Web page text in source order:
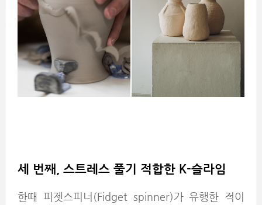
세 번째, 스트레스 풀기 적합한 K-슬라임
한때 피젯스피너(Fidget spinner)가 유행한 적이